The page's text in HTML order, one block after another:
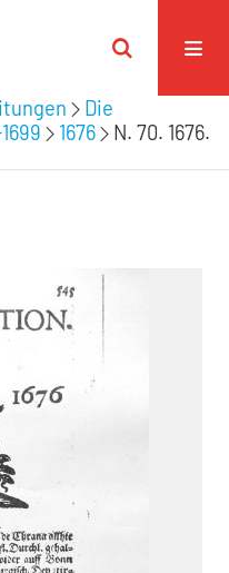
Die
1676
N. 70. 1676.